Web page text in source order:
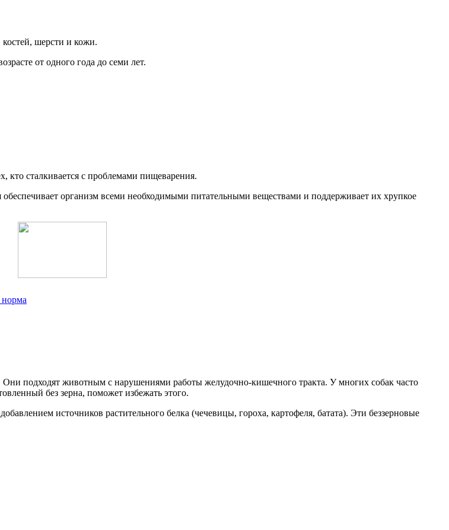
костей, шерсти и кожи.
от одного года до семи лет.
кто сталкивается с проблемами пищеварения.
организм всеми необходимыми питательными веществами и поддерживает их хрупкое
норма
подходят животным с нарушениями работы желудочно-кишечного тракта. У многих собак часто
без зерна, поможет избежать этого.
источников растительного белка (чечевицы, гороха, картофеля, батата). Эти беззерновые